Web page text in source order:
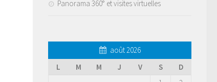
Panorama 360° et visites virtuelles
août 2026
L
M M J V S
D